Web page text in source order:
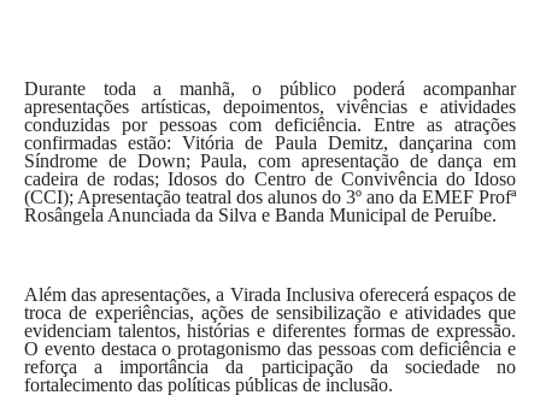
Durante toda a manhã, o público poderá acompanhar
apresentações artísticas, depoimentos, vivências e atividades
conduzidas por pessoas com deficiência. Entre as atrações
confirmadas estão: Vitória de Paula Demitz, dançarina com
Síndrome de Down; Paula, com apresentação de dança em
cadeira de rodas; Idosos do Centro de Convivência do Idoso
(CCI); Apresentação teatral dos alunos do 3º ano da EMEF Profª
Rosângela Anunciada da Silva e Banda Municipal de Peruíbe.
Além das apresentações, a Virada Inclusiva oferecerá espaços de
troca de experiências, ações de sensibilização e atividades que
evidenciam talentos, histórias e diferentes formas de expressão.
O evento destaca o protagonismo das pessoas com deficiência e
reforça a importância da participação da sociedade no
fortalecimento das políticas públicas de inclusão.